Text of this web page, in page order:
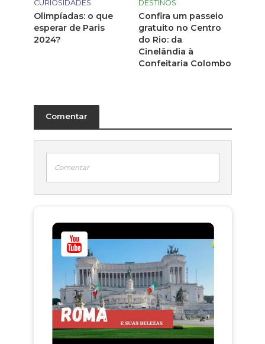
CURIOSIDADES
Olimpíadas: o que
esperar de Paris
2024?
DESTINOS
Confira um passeio
gratuito no Centro
do Rio: da
Cinelândia à
Confeitaria Colombo
Comentar
Comentar